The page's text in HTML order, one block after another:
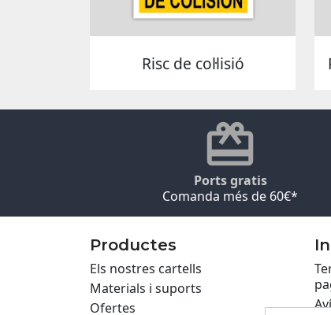
Risc de col·lisió
Ports gratis
Comanda més de 60€*
Productes
Els nostres cartells
Materials i suports
Ofertes